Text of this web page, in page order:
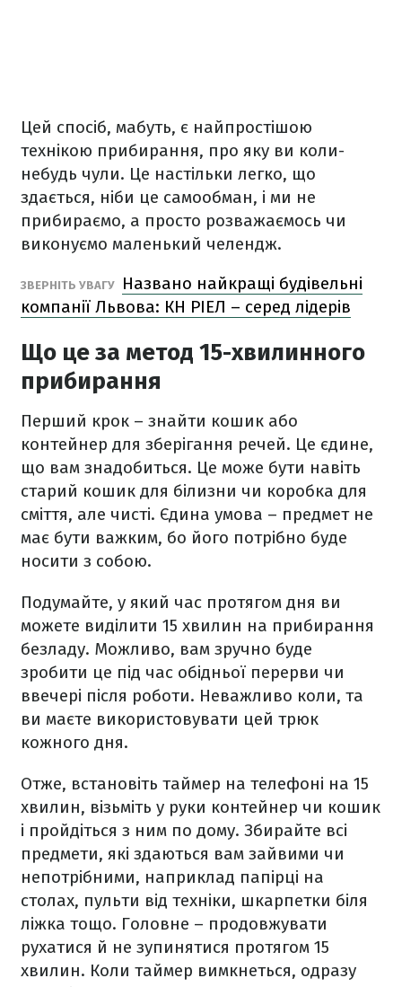
Цей спосіб, мабуть, є найпростішою
технікою прибирання, про яку ви коли-
небудь чули. Це настільки легко, що
здається, ніби це самообман, і ми не
прибираємо, а просто розважаємось чи
виконуємо маленький челендж.
ЗВЕРНІТЬ УВАГУ
Названо найкращі будівельні
компанії Львова: КН РІЕЛ – серед лідерів
Що це за метод 15-хвилинного
прибирання
Перший крок – знайти кошик або
контейнер для зберігання речей. Це єдине,
що вам знадобиться. Це може бути навіть
старий кошик для білизни чи коробка для
сміття, але чисті. Єдина умова – предмет не
має бути важким, бо його потрібно буде
носити з собою.
Подумайте, у який час протягом дня ви
можете виділити 15 хвилин на прибирання
безладу. Можливо, вам зручно буде
зробити це під час обідньої перерви чи
ввечері після роботи. Неважливо коли, та
ви маєте використовувати цей трюк
кожного дня.
Отже, встановіть таймер на телефоні на 15
хвилин, візьміть у руки контейнер чи кошик
і пройдіться з ним по дому. Збирайте всі
предмети, які здаються вам зайвими чи
непотрібними, наприклад папірці на
столах, пульти від техніки, шкарпетки біля
ліжка тощо. Головне – продовжувати
рухатися й не зупинятися протягом 15
хвилин. Коли таймер вимкнеться, одразу